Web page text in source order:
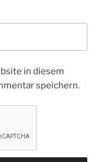
in diesem
speichern.